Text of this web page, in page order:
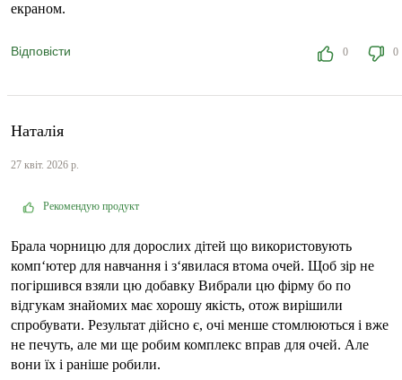
екраном.
Відповісти 0 0
Наталія
27 квіт. 2026 р.
Рекомендую продукт
Брала чорницю для дорослих дітей що використовують
комп‘ютер для навчання і з‘явилася втома очей. Щоб зір не
погіршився взяли цю добавку Вибрали цю фірму бо по
відгукам знайомих має хорошу якість, отож вирішили
спробувати. Результат дійсно є, очі менше стомлюються і вже
не печуть, але ми ще робим комплекс вправ для очей. Але
вони їх і раніше робили.